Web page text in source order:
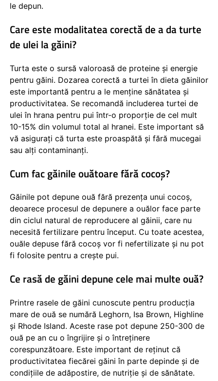
le depun.
Care este modalitatea corectă de a da turte
de ulei la găini?
Turta este o sursă valoroasă de proteine și energie
pentru găini. Dozarea corectă a turtei în dieta găinilor
este importantă pentru a le menține sănătatea și
productivitatea. Se recomandă includerea turtei de
ulei în hrana pentru pui într-o proporție de cel mult
10-15% din volumul total al hranei. Este important să
vă asigurați că turta este proaspătă și fără mucegai
sau alți contaminanți.
Cum fac găinile ouătoare fără cocoș?
Găinile pot depune ouă fără prezența unui cocoș,
deoarece procesul de depunere a ouălor face parte
din ciclul natural de reproducere al găinii, care nu
necesită fertilizare pentru început. Cu toate acestea,
ouăle depuse fără cocoș vor fi nefertilizate și nu pot
fi folosite pentru a crește pui.
Ce rasă de găini depune cele mai multe ouă?
Printre rasele de găini cunoscute pentru producția
mare de ouă se numără Leghorn, Isa Brown, Highline
și Rhode Island. Aceste rase pot depune 250-300 de
ouă pe an cu o îngrijire și o întreținere
corespunzătoare. Este important de reținut că
productivitatea fiecărei găini în parte depinde și de
condițiile de adăpostire, de nutriție și de sănătate.